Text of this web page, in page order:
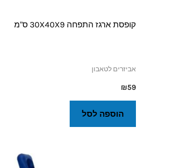
קופסת ארגז התפחה 30X40X9 ס"מ
אביזרים לטאבון
₪59
הוספה לסל